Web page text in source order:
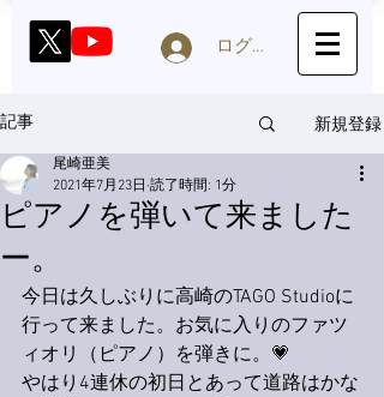
ログイン
記事 新規登録
ピアノを弾いて来ました
ー。
尾崎亜美
2021年7月23日 読了時間: 1分
今日は久しぶりに高崎のTAGO Studioに
行って来ました。お気に入りのファツ
ィオリ（ピアノ）を弾きに。💗
やはり4連休の初日とあって道路はかな